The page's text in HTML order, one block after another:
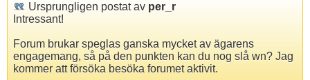
Ursprungligen postat av per_r
Intressant!
Forum brukar speglas ganska mycket av ägarens
engagemang, så på den punkten kan du nog slå wn? Jag
kommer att försöka besöka forumet aktivit.